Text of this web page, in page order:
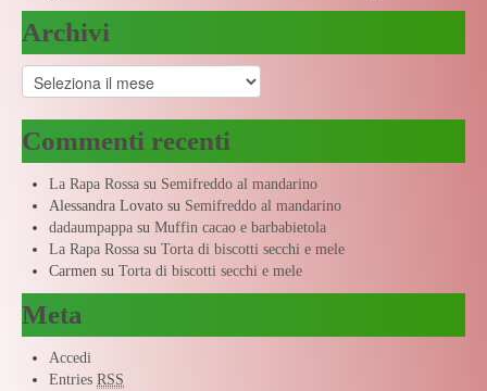
Archivi
Archivi
Commenti recenti
La Rapa Rossa su Semifreddo al mandarino
Alessandra Lovato su Semifreddo al mandarino
dadaumpappa su Muffin cacao e barbabietola
La Rapa Rossa su Torta di biscotti secchi e mele
Carmen su Torta di biscotti secchi e mele
Meta
Accedi
Entries RSS